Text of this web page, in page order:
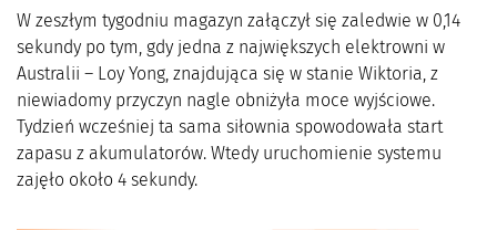
W zeszłym tygodniu magazyn załączył się zaledwie w 0,14
sekundy po tym, gdy jedna z największych elektrowni w
Australii – Loy Yong, znajdująca się w stanie Wiktoria, z
niewiadomy przyczyn nagle obniżyła moce wyjściowe.
Tydzień wcześniej ta sama siłownia spowodowała start
zapasu z akumulatorów. Wtedy uruchomienie systemu
zajęło około 4 sekundy.